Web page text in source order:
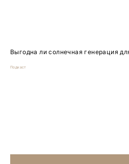
Выгодна ли солнечная генерация
Подкаст